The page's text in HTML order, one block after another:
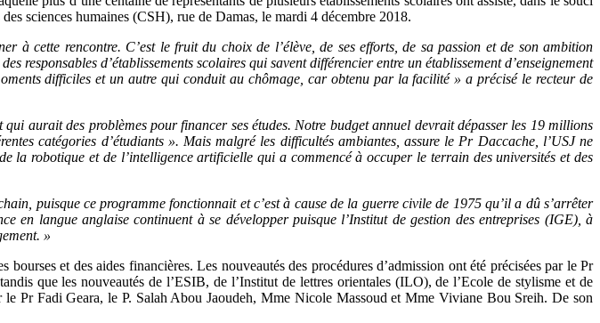
sciences humaines (CSH), rue de Damas, le mardi 4 décembre 2018.
à cette rencontre. C’est le fruit du choix de l’élève, de ses efforts, de sa passion et de son ambition
responsables d’établissements scolaires qui savent différencier entre un établissement d’enseignement
difficiles et un autre qui conduit au chômage, car obtenu par la facilité » a précisé le recteur de
aurait des problèmes pour financer ses études. Notre budget annuel devrait dépasser les 19 millions
catégories d’étudiants ». Mais malgré les difficultés ambiantes, assure le Pr Daccache, l’USJ ne
la robotique et de l’intelligence artificielle qui a commencé à occuper le terrain des universités et des
puisque ce programme fonctionnait et c’est à cause de la guerre civile de 1975 qu’il a dû s’arrêter
en langue anglaise continuent à se développer puisque l’Institut de gestion des entreprises (IGE), à
»
et des aides financières. Les nouveautés des procédures d’admission ont été précisées par le Pr
que les nouveautés de l’ESIB, de l’Institut de lettres orientales (ILO), de l’Ecole de stylisme et de
Pr Fadi Geara, le P. Salah Abou Jaoudeh, Mme Nicole Massoud et Mme Viviane Bou Sreih. De son